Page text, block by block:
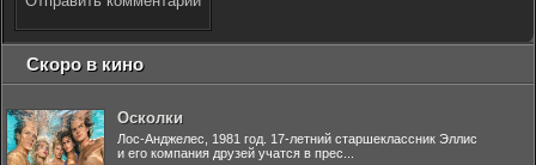
Скоро в кино
Осколки
Лос-Анджелес, 1981 год. 17-летний старшеклассник Эллис
и его компания друзей учатся в прес...